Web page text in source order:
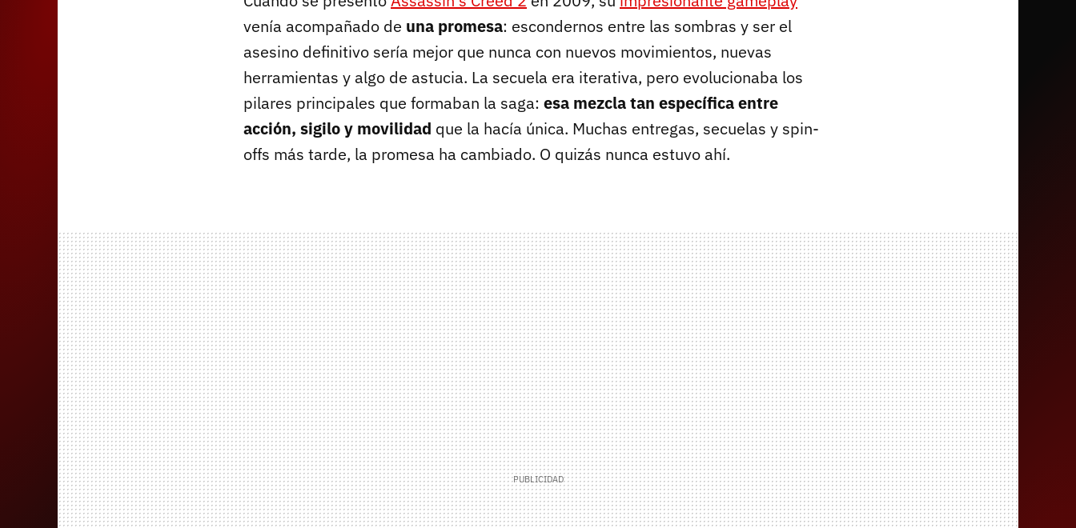
venía acompañado de una promesa: escondernos entre las sombras y ser el
asesino definitivo sería mejor que nunca con nuevos movimientos, nuevas
herramientas y algo de astucia. La secuela era iterativa, pero evolucionaba los
pilares principales que formaban la saga: esa mezcla tan específica entre
acción, sigilo y movilidad que la hacía única. Muchas entregas, secuelas y spin-
offs más tarde, la promesa ha cambiado. O quizás nunca estuvo ahí.